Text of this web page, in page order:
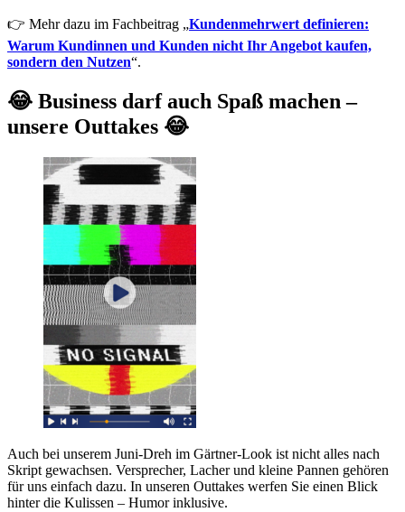
👉 Mehr dazu im Fachbeitrag „Kundenmehrwert definieren:
Warum Kundinnen und Kunden nicht Ihr Angebot kaufen,
sondern den Nutzen“.
😂 Business darf auch Spaß machen –
unsere Outtakes 😂
Auch bei unserem Juni-Dreh im Gärtner-Look ist nicht alles nach
Skript gewachsen. Versprecher, Lacher und kleine Pannen gehören
für uns einfach dazu. In unseren Outtakes werfen Sie einen Blick
hinter die Kulissen – Humor inklusive.